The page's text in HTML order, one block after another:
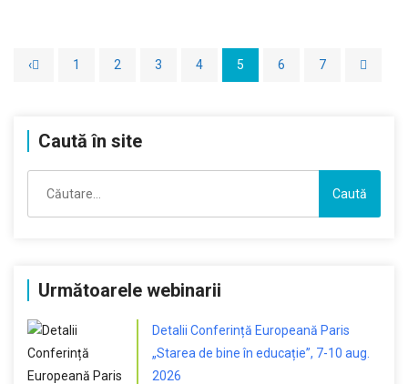
‹ 1 2 3 4 5 6 7
Caută în site
după:
Următoarele webinarii
Detalii Conferință Europeană Paris
„Starea de bine în educație”, 7-10 aug.
2026